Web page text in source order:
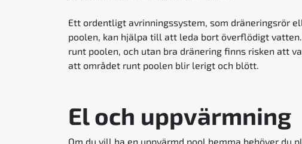
Ett ordentligt avrinningssystem, som dräneringsrör
poolen, kan hjälpa till att leda bort överflödigt
runt poolen, och utan bra dränering finns risken att
att området runt poolen blir lerigt och blött.
El och uppvärmning
Om du vill ha en uppvärmd pool hemma behöver du